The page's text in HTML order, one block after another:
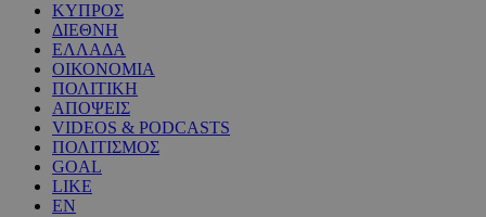
ΚΥΠΡΟΣ
ΔΙΕΘΝΗ
ΕΛΛΑΔΑ
ΟΙΚΟΝΟΜΙΑ
ΠΟΛΙΤΙΚΗ
ΑΠΟΨΕΙΣ
VIDEOS & PODCASTS
ΠΟΛΙΤΙΣΜΟΣ
GOAL
LIKE
EN